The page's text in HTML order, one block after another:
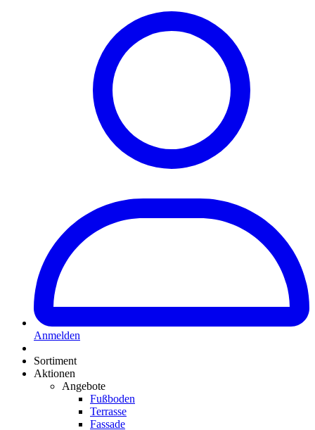
Anmelden
Sortiment
Aktionen
Angebote
Fußboden
Terrasse
Fassade